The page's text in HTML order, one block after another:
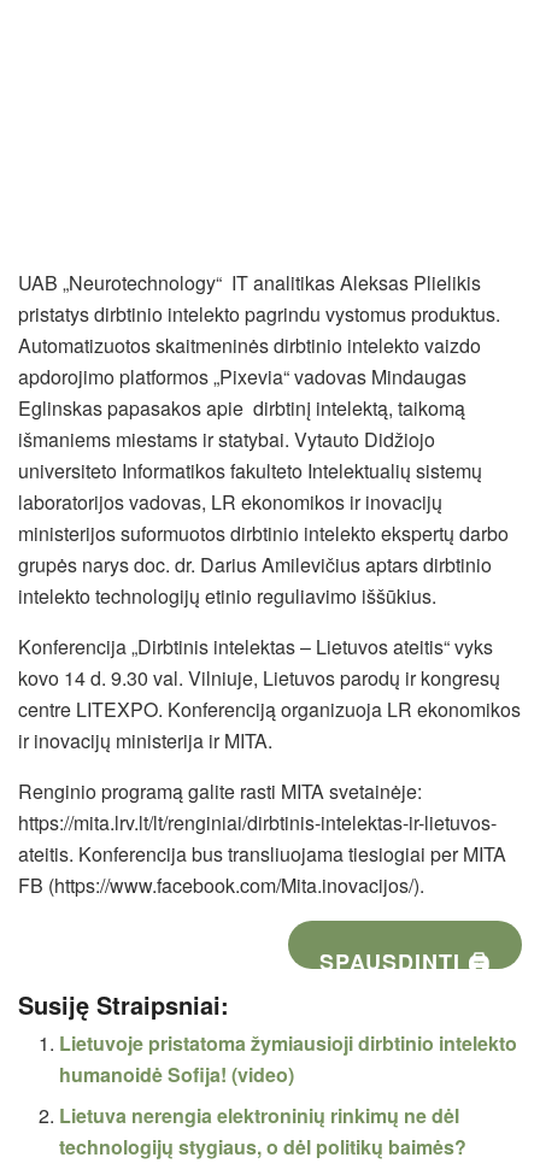
UAB „Neurotechnology“ IT analitikas Aleksas Plielikis
pristatys dirbtinio intelekto pagrindu vystomus produktus.
Automatizuotos skaitmeninės dirbtinio intelekto vaizdo
apdorojimo platformos „Pixevia“ vadovas Mindaugas
Eglinskas papasakos apie dirbtinį intelektą, taikomą
išmaniems miestams ir statybai. Vytauto Didžiojo
universiteto Informatikos fakulteto Intelektualių sistemų
laboratorijos vadovas, LR ekonomikos ir inovacijų
ministerijos suformuotos dirbtinio intelekto ekspertų darbo
grupės narys doc. dr. Darius Amilevičius aptars dirbtinio
intelekto technologijų etinio reguliavimo iššūkius.
Konferencija „Dirbtinis intelektas – Lietuvos ateitis“ vyks
kovo 14 d. 9.30 val. Vilniuje, Lietuvos parodų ir kongresų
centre LITEXPO. Konferenciją organizuoja LR ekonomikos
ir inovacijų ministerija ir MITA.
Renginio programą galite rasti MITA svetainėje:
https://mita.lrv.lt/lt/renginiai/dirbtinis-intelektas-ir-lietuvos-
ateitis. Konferencija bus transliuojama tiesiogiai per MITA
FB (https://www.facebook.com/Mita.inovacijos/).
SPAUSDINTI 🖨
Susiję Straipsniai:
Lietuvoje pristatoma žymiausioji dirbtinio intelekto
humanoidė Sofija! (video)
Lietuva nerengia elektroninių rinkimų ne dėl
technologijų stygiaus, o dėl politikų baimės?